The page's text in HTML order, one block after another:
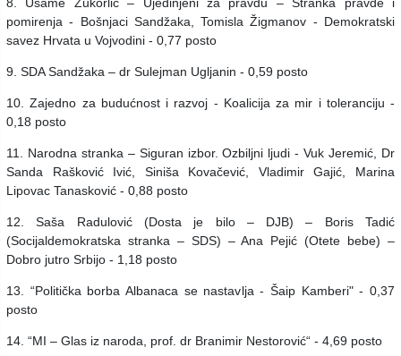
pomirenja - Bošnjaci Sandžaka, Tomisla Žigmanov - Demokratski
savez Hrvata u Vojvodini - 0,77 posto
9. SDA Sandžaka – dr Sulejman Ugljanin - 0,59 posto
10. Zajedno za budućnost i razvoj - Koalicija za mir i toleranciju -
0,18 posto
11. Narodna stranka – Siguran izbor. Ozbiljni ljudi - Vuk Jeremić, Dr
Sanda Rašković Ivić, Siniša Kovačević, Vladimir Gajić, Marina
Lipovac Tanasković - 0,88 posto
12. Saša Radulović (Dosta je bilo – DJB) – Boris Tadić
(Socijaldemokratska stranka – SDS) – Ana Pejić (Otete bebe) –
Dobro jutro Srbijo - 1,18 posto
13. “Politička borba Albanaca se nastavlja - Šaip Kamberi" - 0,37
posto
14. “MI ‒ Glas iz naroda, prof. dr Branimir Nestorović“ - 4,69 posto